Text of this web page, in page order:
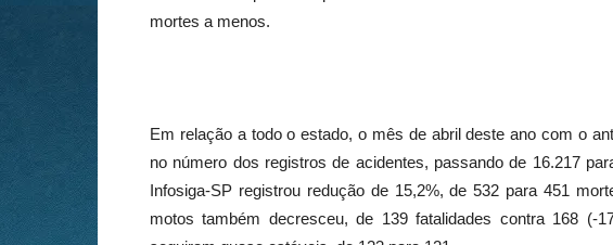
mortes a menos.
Em relação a todo o estado, o mês de abril deste ano com o
no número dos registros de acidentes, passando de 16.217
Infosiga-SP registrou redução de 15,2%, de 532 para 451
motos também decresceu, de 139 fatalidades contra 168 (-